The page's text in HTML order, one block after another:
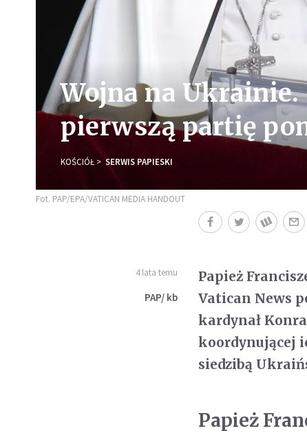
Wojna na Ukrainie.
pierwszą partię
KOŚCIÓŁ SERWIS PAPIESKI
Fot. PAP/EPA/VATICAN MEDIA HANDOUT
4 lata temu
PAP/ kb
Papież
Vatican News
kardynał
koordynującej
siedzibą
Papież